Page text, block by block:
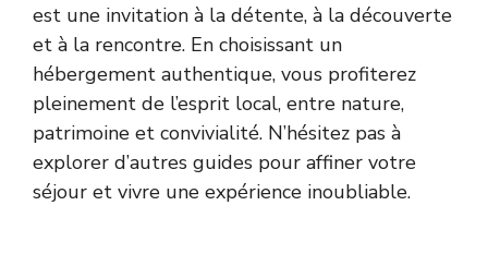
est une invitation à la détente, à la découverte
et à la rencontre. En choisissant un
hébergement authentique, vous profiterez
pleinement de l’esprit local, entre nature,
patrimoine et convivialité. N’hésitez pas à
explorer d’autres guides pour affiner votre
séjour et vivre une expérience inoubliable.